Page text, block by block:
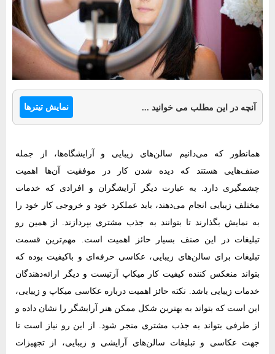
آنچه در این مطلب می خوانید ... نمایش تیترها
همانطور که می‌دانیم سالن‌های زیبایی و آرایشگاه‌ها، از جمله
صنف‌هایی هستند که دیده شدن کار در موفقیت آن‌ها اهمیت
چشمگیری دارد. به عبارت دیگر آرایشگران و افرادی که خدمات
مختلف زیبایی انجام می‌دهند، باید عملکرد خود و خروجی کار خود را
به نمایش بگذارند تا بتوانند به جذب مشتری بپردازند. از همین رو
تبلیغات در این صنف بسیار حائز اهمیت است. مهم‌ترین قسمت
تبلیغات برای سالن‌های زیبایی، عکاسی حرفه‌ای و باکیفیت بوده که
بتواند منعکس‌ کننده کیفیت کار میکاپ آرتیست و دیگر ارائه‌دهندگان
خدمات زیبایی باشد. نکته حائز اهمیت درباره عکاسی میکاپ و زیبایی،
این است که بتواند به بهترین شکل ممکن هنر آرایشگر را نشان‌ داده و
از طرفی بتواند به جذب مشتری منجر شود. از این رو نیاز است تا
جهت عکاسی و تبلیغات سالن‌های آرایشی و زیبایی، از تجهیزات